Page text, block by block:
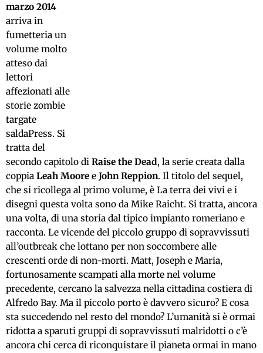
marzo 2014
arriva in
fumetteria un
volume molto
atteso dai
lettori
affezionati alle
storie zombie
targate
saldaPress. Si
tratta del
secondo capitolo di Raise the Dead, la serie creata dalla
coppia Leah Moore e John Reppion. Il titolo del sequel,
che si ricollega al primo volume, è La terra dei vivi e i
disegni questa volta sono da Mike Raicht. Si tratta, ancora
una volta, di una storia dal tipico impianto romeriano e
racconta. Le vicende del piccolo gruppo di sopravvissuti
all’outbreak che lottano per non soccombere alle
crescenti orde di non-morti. Matt, Joseph e Maria,
fortunosamente scampati alla morte nel volume
precedente, cercano la salvezza nella cittadina costiera di
Alfredo Bay. Ma il piccolo porto è davvero sicuro? E cosa
sta succedendo nel resto del mondo? L’umanità si è ormai
ridotta a sparuti gruppi di sopravvissuti malridotti o c’è
ancora chi cerca di riconquistare il pianeta ormai in mano